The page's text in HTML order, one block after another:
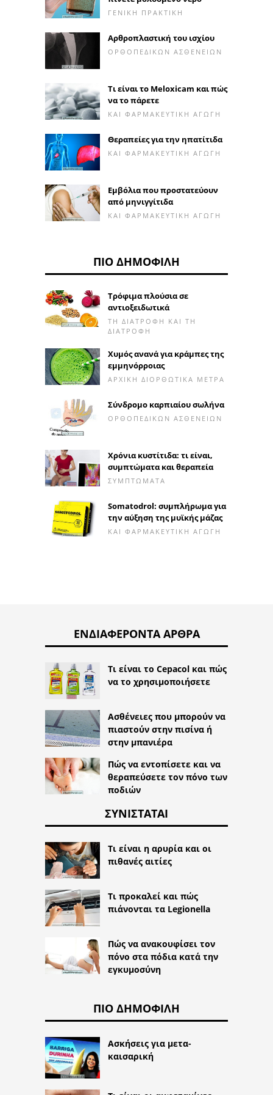
ΓΕΝΙΚΉ ΠΡΑΚΤΙΚΉ
Αρθροπλαστική του ισχίου
ΟΡΘΟΠΕΔΙΚΏΝ ΑΣΘΕΝΕΙΏΝ
Τι είναι το Meloxicam και πώς
να το πάρετε
ΚΑΙ ΦΑΡΜΑΚΕΥΤΙΚΉ ΑΓΩΓΉ
Θεραπείες για την ηπατίτιδα
ΚΑΙ ΦΑΡΜΑΚΕΥΤΙΚΉ ΑΓΩΓΉ
Εμβόλια που προστατεύουν
από μηνιγγίτιδα
ΚΑΙ ΦΑΡΜΑΚΕΥΤΙΚΉ ΑΓΩΓΉ
ΠΙΟ ΔΗΜΟΦΙΛΉ
Τρόφιμα πλούσια σε
αντιοξειδωτικά
ΤΗ ΔΙΑΤΡΟΦΉ ΚΑΙ ΤΗ
ΔΙΑΤΡΟΦΉ
Χυμός ανανά για κράμπες της
εμμηνόρροιας
ΑΡΧΙΚΉ ΔΙΟΡΘΩΤΙΚΆ ΜΈΤΡΑ
Σύνδρομο καρπιαίου σωλήνα
ΟΡΘΟΠΕΔΙΚΏΝ ΑΣΘΕΝΕΙΏΝ
Χρόνια κυστίτιδα: τι είναι,
συμπτώματα και θεραπεία
ΣΥΜΠΤΏΜΑΤΑ
Somatodrol: συμπλήρωμα για
την αύξηση της μυϊκής μάζας
ΚΑΙ ΦΑΡΜΑΚΕΥΤΙΚΉ ΑΓΩΓΉ
ΕΝΔΙΑΦΈΡΟΝΤΑ ΆΡΘΡΑ
Τι είναι το Cepacol και πώς
να το χρησιμοποιήσετε
Ασθένειες που μπορούν να
πιαστούν στην πισίνα ή
στην μπανιέρα
Πώς να εντοπίσετε και να
θεραπεύσετε τον πόνο των
ποδιών
ΣΥΝΙΣΤΆΤΑΙ
Τι είναι η αρυρία και οι
πιθανές αιτίες
Τι προκαλεί και πώς
πιάνονται τα Legionella
Πώς να ανακουφίσει τον
πόνο στα πόδια κατά την
εγκυμοσύνη
ΠΙΟ ΔΗΜΟΦΙΛΉ
Ασκήσεις για μετα-
καισαρική